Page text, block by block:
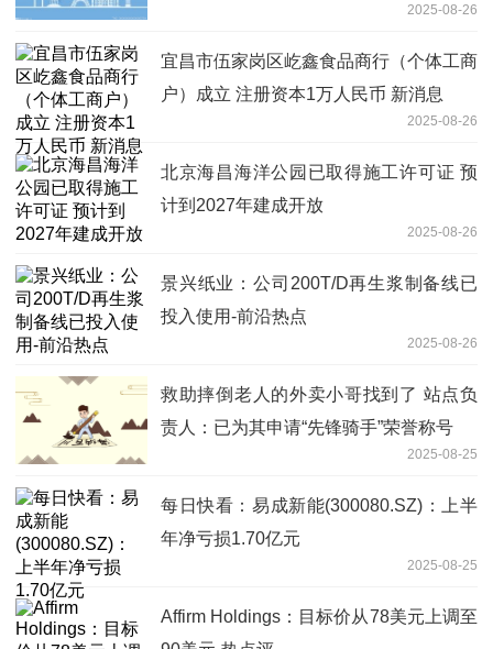
2025-08-26
宜昌市伍家岗区屹鑫食品商行（个体工商
户）成立 注册资本1万人民币 新消息
2025-08-26
北京海昌海洋公园已取得施工许可证 预
计到2027年建成开放
2025-08-26
景兴纸业：公司200T/D再生浆制备线已
投入使用-前沿热点
2025-08-26
救助摔倒老人的外卖小哥找到了 站点负
责人：已为其申请“先锋骑手”荣誉称号
2025-08-25
每日快看：易成新能(300080.SZ)：上半
年净亏损1.70亿元
2025-08-25
Affirm Holdings：目标价从78美元上调至